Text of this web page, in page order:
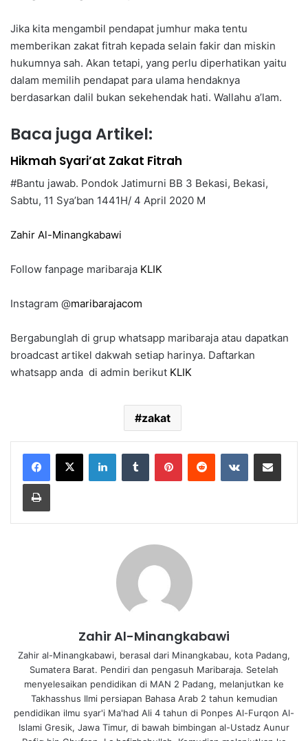
Jika kita mengambil pendapat jumhur maka tentu
memberikan zakat fitrah kepada selain fakir dan miskin
hukumnya sah. Akan tetapi, yang perlu diperhatikan yaitu
dalam memilih pendapat para ulama hendaknya
berdasarkan dalil bukan sekehendak hati. Wallahu a’lam.
Baca juga Artikel:
Hikmah Syari’at Zakat Fitrah
#Bantu jawab. Pondok Jatimurni BB 3 Bekasi, Bekasi,
Sabtu, 11 Sya’ban 1441H/ 4 April 2020 M
Zahir Al-Minangkabawi
Follow fanpage maribaraja KLIK
Instagram @maribarajacom
Bergabunglah di grup whatsapp maribaraja atau dapatkan
broadcast artikel dakwah setiap harinya. Daftarkan
whatsapp anda di admin berikut KLIK
zakat
Zahir Al-Minangkabawi
Zahir al-Minangkabawi, berasal dari Minangkabau, kota Padang,
Sumatera Barat. Pendiri dan pengasuh Maribaraja. Setelah
menyelesaikan pendidikan di MAN 2 Padang, melanjutkan ke
Takhasshus Ilmi persiapan Bahasa Arab 2 tahun kemudian
pendidikan ilmu syar'i Ma'had Ali 4 tahun di Ponpes Al-Furqon Al-
Islami Gresik, Jawa Timur, di bawah bimbingan al-Ustadz Aunur